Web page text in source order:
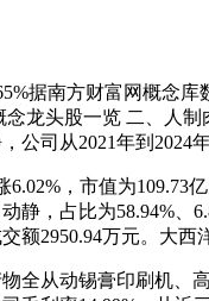
南方财富网概念库数
念龙头股一览 二、人
公司从2021年到2024
，市值为109.73亿
动静，占比为58.94%
额2950.94万元。大西
从动锡膏印刷机、高